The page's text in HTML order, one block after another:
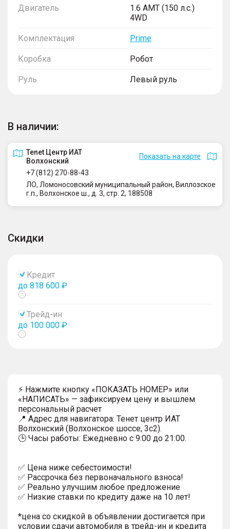
Двигатель
1.6 AMT (150 л.с.)
4WD
Комплектация Prime
Коробка Робот
Руль Левый руль
В наличии:
Tenet Центр ИАТ
Волхонский
Показать на карте
+7 (812) 270-88-43
ЛО, Ломоносовский муниципальный район, Виллозское
г.п., Волхонское ш., д. 3, стр. 2, 188508
Скидки
Кредит
до 818 600 ₽
Показать
Трейд-ин
до 100 000 ₽
Показать
⚡ Нажмите кнопку «ПОКАЗАТЬ НОМЕР» или
«НАПИСАТЬ» — зафиксируем цену и вышлем
персональный расчет
📍 Адрес для навигатора: Тенет центр ИАТ
Волхонский (Волхонское шоссе, 3с2).
🕒 Часы работы: Ежедневно с 9:00 до 21:00.
✅ Цена ниже себестоимости!
✅ Рассрочка без первоначального взноса!
✅ Реально улучшим любое предложение
✅ Низкие ставки по кредиту даже на 10 лет!
*цена со скидкой в объявлении достигается при
условии сдачи автомобиля в трейд-ин и кредита